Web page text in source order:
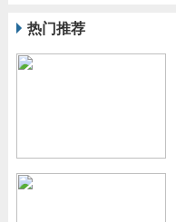
热门推荐